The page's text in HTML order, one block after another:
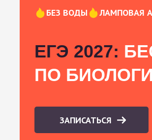
БЕЗ ВОДЫ ЛАМПОВАЯ
ЕГЭ 2027:
ПО
ЗАПИСАТЬСЯ